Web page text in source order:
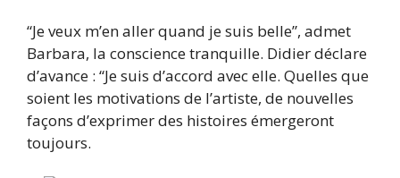
“Je veux m’en aller quand je suis belle”, admet
Barbara, la conscience tranquille. Didier déclare
d’avance : “Je suis d’accord avec elle. Quelles que
soient les motivations de l’artiste, de nouvelles
façons d’exprimer des histoires émergeront
toujours.